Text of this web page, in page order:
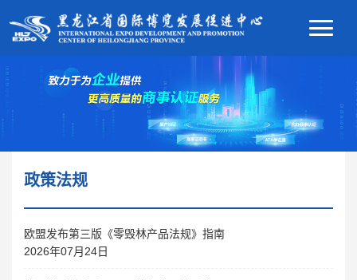
政策法规
欧盟发布第三版《零毁林产品法规》指南
2026年07月24日